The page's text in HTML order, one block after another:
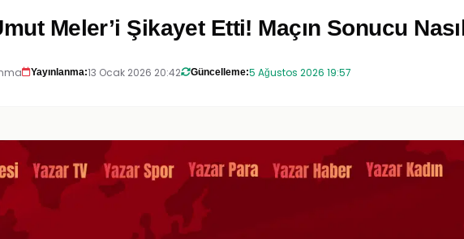
Meler’i Şikayet Etti! Maçın Sonucu
Yayınlanma:13 Ocak 2026 20:42 Güncelleme:5 Ağustos 2026 19:57